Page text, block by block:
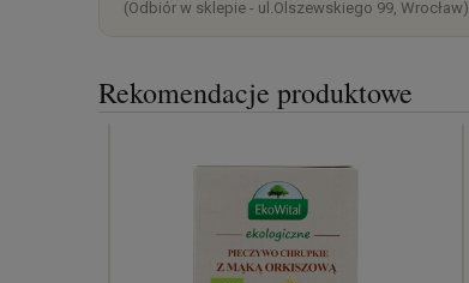
(Odbiór w sklepie - ul.Olszewskiego 99, Wrocław)
Rekomendacje produktowe